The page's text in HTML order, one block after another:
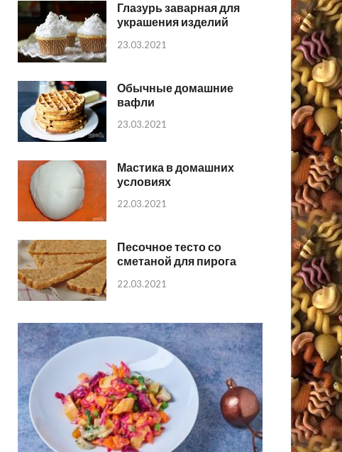
Глазурь заварная для
украшения изделий
23.03.2021
Обычные домашние
вафли
23.03.2021
Мастика в домашних
условиях
22.03.2021
Песочное тесто со
сметаной для пирога
22.03.2021